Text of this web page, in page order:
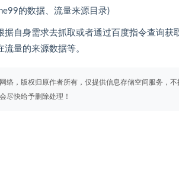
的数据、流量来源目录)
据自身需求去抓取或者通过百度指令查询获
量的来源数据等。
络，版权归原作者所有，仅提供信息存储空间服务，
尽快给予删除处理！